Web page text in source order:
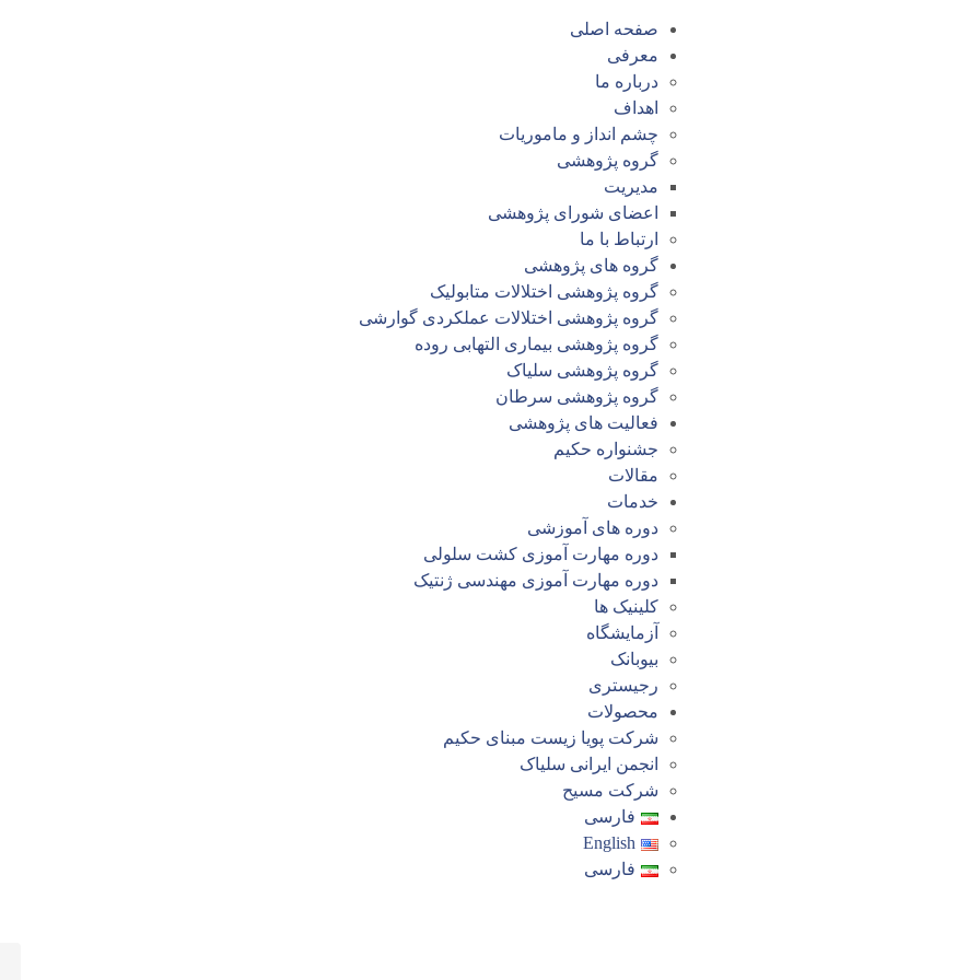
صفحه اصلی
معرفی
درباره ما
اهداف
چشم انداز و ماموریات
گروه پژوهشی
مدیریت
اعضای شورای پژوهشی
ارتباط با ما
گروه های پژوهشی
گروه پژوهشی اختلالات متابولیک
گروه پژوهشی اختلالات عملکردی گوارشی
گروه پژوهشی بیماری التهابی روده
گروه پژوهشی سلیاک
گروه پژوهشی سرطان
فعالیت های پژوهشی
جشنواره حکیم
مقالات
خدمات
دوره های آموزشی
دوره مهارت آموزی کشت سلولی
دوره مهارت آموزی مهندسی ژنتیک
کلینیک ها
آزمایشگاه
بیوبانک
رجیستری
محصولات
شرکت پویا زیست مبنای حکیم
انجمن ایرانی سلیاک
شرکت مسیح
فارسی
English
فارسی